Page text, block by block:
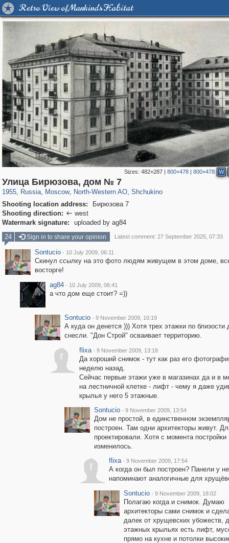
Retro View of Mankind's Habitat
Sizes:482×287 |800×478 |800×478 W
Улица Бирюзова, дом № 7
1955, Russia
1,406,258 29,243
, Moscow
319,780 8,286
, North-Western AO
8,080 112
, Shchukino
1,167
Shooting location address:
Бирюзова 7
Shooting direction:  west
Watermark signature:
uploaded by ag84
24
Sign in to share your opinion Latest comment: 27 September 2025, 07:33
Sontucio · 10 July 2009, 06:11
Скинул ссылку на это фото людям живущем в этом доме,
восторге!
ag84 · 10 July 2009, 06:41
а что дом еще стоит? =))
Sontucio · 9 November 2009, 10:19
А куда он денется ))) Хотя трех этажки по близости
снесли. "Дон Строй" осваивает территорию.
f
flixa · 9 November 2009, 13:18
Да хороший снимок - тут как раз его
неделю назад.
Сейчас первые этажи уже в магазинах да и в
на лестничной клетке - лифт - чему я даже
крылья у него 5 этажные.
Sontucio · 9 November 2009, 13:54
Дом не простой, в единственном
построен. Там одни архитекторы живут.
проектировали. Хотя с момента постройки
изменилось.
f
flixa · 9 November 2009, 17:54
А когда он был построен? Панели у
напоминают аналогичные для
Sontucio · 9 November 2009, 18:02
Полагаю когда и снимок. Думаю
архитекторы сами снимок и
далек от хрущевских убожеств,
этажных крыльях есть лифт,
прямо на кухне и потолки